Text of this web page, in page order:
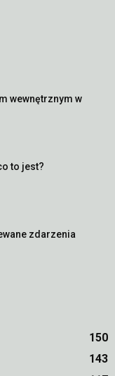
wewnętrznym w
to jest?
zdarzenia
150
143